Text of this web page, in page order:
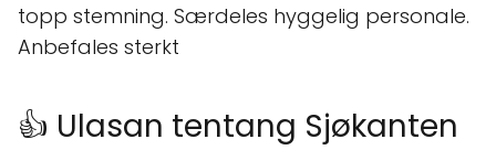
topp stemning. Særdeles hyggelig personale.
Anbefales sterkt
👍 Ulasan tentang Sjøkanten